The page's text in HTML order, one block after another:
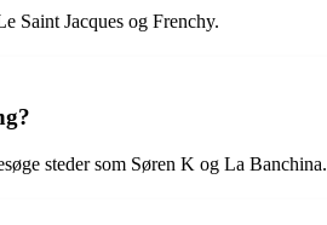
Saint Jacques og Frenchy.
steder som Søren K og La Banchina.